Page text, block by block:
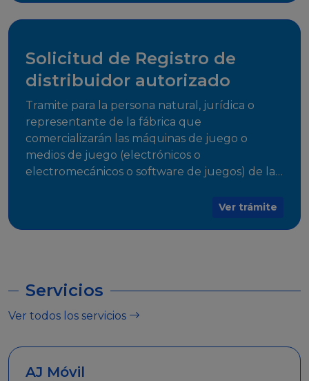
Solicitud de Registro de
distribuidor autorizado
Tramite para la persona natural, jurídica o
representante de la fábrica que
comercializarán las máquinas de juego o
medios de juego (electrónicos o
electromecánicos o software de juegos) de las
Ver trámite
Servicios
Ver todos los servicios
AJ Móvil